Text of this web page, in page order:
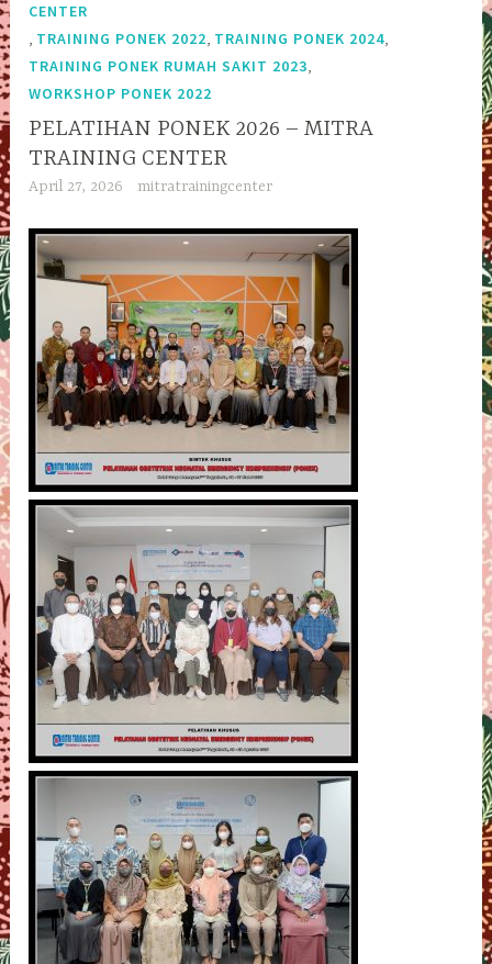
CENTER
, TRAINING PONEK 2022, TRAINING PONEK 2024,
TRAINING PONEK RUMAH SAKIT 2023,
WORKSHOP PONEK 2022
PELATIHAN PONEK 2026 – MITRA
TRAINING CENTER
April 27, 2026 mitratrainingcenter